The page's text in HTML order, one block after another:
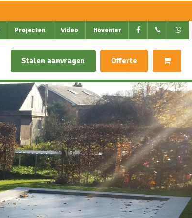
Projecten Video Hovenier
Stalen aanvragen Offerte